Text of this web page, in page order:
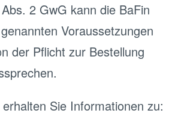
2 GwG kann die BaFin
Voraussetzungen
der Pflicht zur Bestellung
Sie Informationen zu: